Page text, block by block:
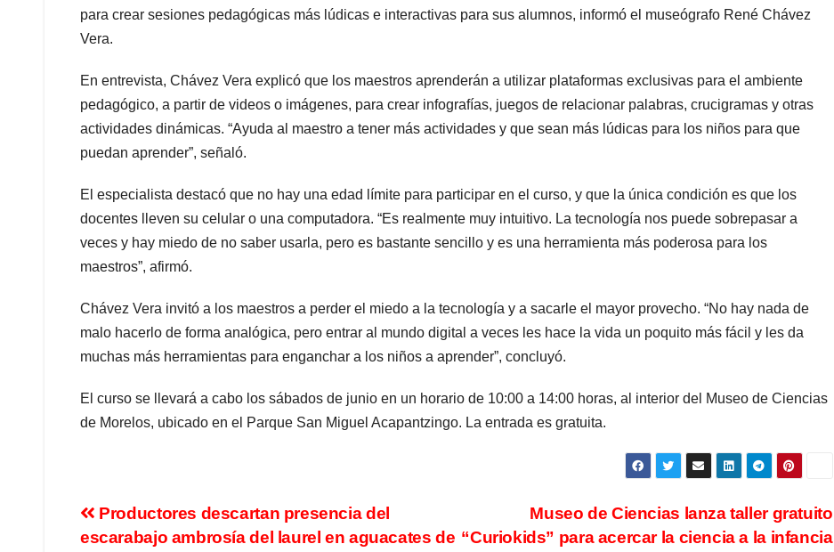
para crear sesiones pedagógicas más lúdicas e interactivas para sus alumnos, informó el museógrafo René Chávez
Vera.
En entrevista, Chávez Vera explicó que los maestros aprenderán a utilizar plataformas exclusivas para el ambiente
pedagógico, a partir de videos o imágenes, para crear infografías, juegos de relacionar palabras, crucigramas y otras
actividades dinámicas. “Ayuda al maestro a tener más actividades y que sean más lúdicas para los niños para que
puedan aprender”, señaló.
El especialista destacó que no hay una edad límite para participar en el curso, y que la única condición es que los
docentes lleven su celular o una computadora. “Es realmente muy intuitivo. La tecnología nos puede sobrepasar a
veces y hay miedo de no saber usarla, pero es bastante sencillo y es una herramienta más poderosa para los
maestros”, afirmó.
Chávez Vera invitó a los maestros a perder el miedo a la tecnología y a sacarle el mayor provecho. “No hay nada de
malo hacerlo de forma analógica, pero entrar al mundo digital a veces les hace la vida un poquito más fácil y les da
muchas más herramientas para enganchar a los niños a aprender”, concluyó.
El curso se llevará a cabo los sábados de junio en un horario de 10:00 a 14:00 horas, al interior del Museo de Ciencias
de Morelos, ubicado en el Parque San Miguel Acapantzingo. La entrada es gratuita.
Museo de Ciencias lanza taller gratuito
“Curiokids” para acercar la ciencia a la infancia
Productores descartan presencia del
escarabajo ambrosía del laurel en aguacates de